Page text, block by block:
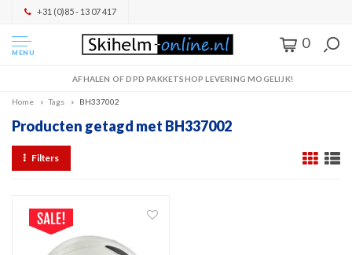
+31 (0)85 - 13 07 417
MENU
0
AFHALEN OF DPD PAKKETSHOP LEVERING MOGELIJK!
Home Tags BH337002
Producten getagd met BH337002
Filters